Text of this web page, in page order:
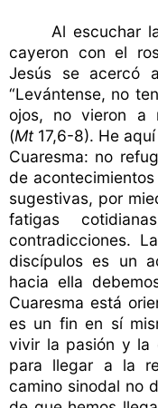
Al escuchar
cayeron con el
Jesús se acercó
“Levántense, no
ojos, no vieron a
(Mt 17,6-8). He
Cuaresma: no
de
sugestivas, por
fatigas
contradicciones.
discípulos es un
hacia ella
Cuaresma está
es un fin en sí
vivir la pasión y la
para llegar a la
camino sinodal no